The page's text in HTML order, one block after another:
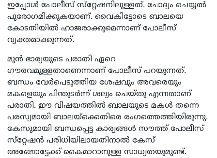
ഇപ്പോള്‍ പോലീസ് സ്‌റ്റേഷനിലുള്ളത്. ചോദ്യം ചെയ്യല്‍
പുരോഗമിക്കുകയാണ്. വൈകിട്ടോടെ ബാലയെ
കോടതിയില്‍ ഹാജരാക്കുമെന്നാണ് പോലീസ്
വ്യക്തമാക്കുന്നത്.
മുന്‍ ഭാര്യയുടെ പരാതി ഏറെ
ഗൗരവമുള്ളതാണെന്നാണ് പോലീസ് പറയുന്നത്.
ബന്ധം വേര്‍പെടുത്തിയ ശേഷവും അവരെയും
മകളെയും പിന്തുടര്‍ന്ന് ശല്യം ചെയ്തു എന്നതാണ്
പരാതി. ഈ വിഷയത്തില്‍ ബാലയുടെ മകള്‍ തന്നെ
പരസ്യമായി ബാലയ്‌ക്കെതിരെ രംഗത്തെത്തിയിരുന്നു.
കേസുമായി ബന്ധപ്പെട്ട കാര്യങ്ങള്‍ സൗത്ത് പോലീസ്
സ്‌റ്റേഷന്‍ പരിധിയിലായതിനാല്‍ കേസ്
അങ്ങോട്ടേക്ക് കൈമാറാനുള്ള സാധ്യതയുമുണ്ട്.